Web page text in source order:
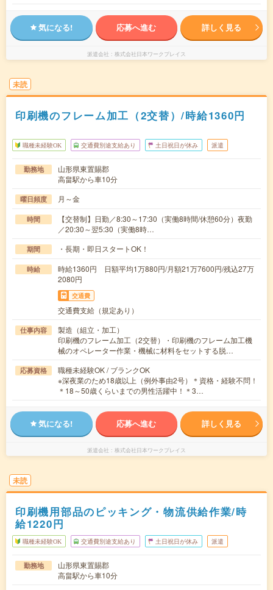
気になる! 応募へ進む 詳しく見る
派遣会社 株式会社日本ワークプレイス
未読
印刷機のフレーム加工（2交替）/時給1360円
職種未経験OK 交通費別途支給あり 土日祝日が休み 派遣
勤務地
山形県東置賜郡
高畠駅から車10分
曜日頻度 月～金
時間
【交替制】日勤／8:30～17:30（実働8時間/休憩60分）夜勤
／20:30～翌5:30（実働8時…
期間 ・長期・即日スタートOK！
時給
時給1360円 日額平均1万880円/月額21万7600円/残込27万
2080円
交通費
交通費支給（規定あり）
仕事内容
製造（組立・加工）
印刷機のフレーム加工（2交替）・印刷機のフレーム加工機
械のオペレーター作業・機械に材料をセットする脱…
応募資格
職種未経験OK / ブランクOK
※深夜業のため18歳以上（例外事由2号）＊資格・経験不問！
＊18～50歳くらいまでの男性活躍中！＊3…
気になる! 応募へ進む 詳しく見る
派遣会社 株式会社日本ワークプレイス
未読
印刷機用部品のピッキング・物流供給作業/時
給1220円
職種未経験OK 交通費別途支給あり 土日祝日が休み 派遣
勤務地
山形県東置賜郡
高畠駅から車10分